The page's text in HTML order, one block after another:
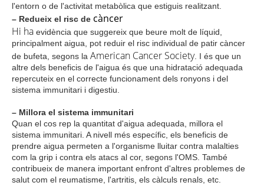
l'entorn o de l'activitat metabòlica que estiguis realitzant.
– Redueix el risc de càncer
Hi ha evidència que suggereix que beure molt de líquid,
principalment aigua, pot reduir el risc individual de patir càncer
de bufeta, segons la American Cancer Society. I és que un
altre dels beneficis de l'aigua és que una hidratació adequada
repercuteix en el correcte funcionament dels ronyons i del
sistema immunitari i digestiu.
– Millora el sistema immunitari
Quan el cos rep la quantitat d'aigua adequada, millora el
sistema immunitari. A nivell més específic, els beneficis de
prendre aigua permeten a l'organisme lluitar contra malalties
com la grip i contra els atacs al cor, segons l'OMS. També
contribueix de manera important enfront d'altres problemes de
salut com el reumatisme, l'artritis, els càlculs renals, etc.